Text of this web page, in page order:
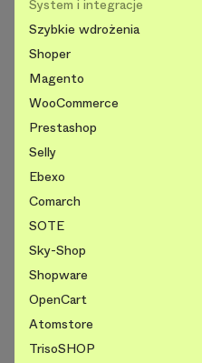
System i integracje
Szybkie wdrożenia
Shoper
Magento
WooCommerce
Prestashop
Selly
Ebexo
Comarch
SOTE
Sky-Shop
Shopware
OpenCart
Atomstore
TrisoSHOP